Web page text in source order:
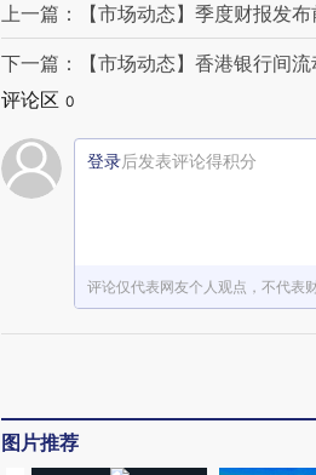
上一篇：【市场动态】季度财报发
下一篇：【市场动态】香港银行间
评论区 0
登录后发表评论得积分
评论仅代表网友个人观点，不代表
图片推荐